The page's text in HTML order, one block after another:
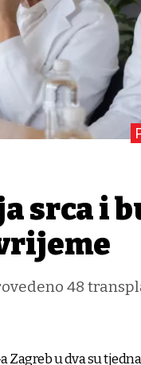
srca i
48
u dva su